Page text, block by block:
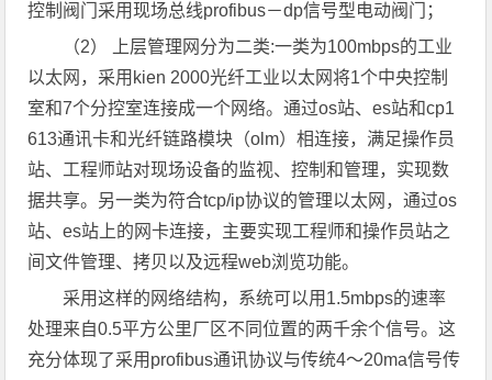
控制阀门采用现场总线profibus－dp信号型电动阀门；
（2） 上层管理网分为二类:一类为100mbps的工业
以太网，采用kien 2000光纤工业以太网将1个中央控制
室和7个分控室连接成一个网络。通过os站、es站和cp1
613通讯卡和光纤链路模块（olm）相连接，满足操作员
站、工程师站对现场设备的监视、控制和管理，实现数
据共享。另一类为符合tcp/ip协议的管理以太网，通过os
站、es站上的网卡连接，主要实现工程师和操作员站之
间文件管理、拷贝以及远程web浏览功能。
采用这样的网络结构，系统可以用1.5mbps的速率
处理来自0.5平方公里厂区不同位置的两千余个信号。这
充分体现了采用profibus通讯协议与传统4～20ma信号传